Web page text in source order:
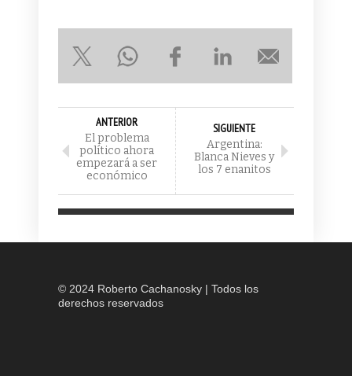
ANTERIOR
El problema
político ahora
empezará a ser
económico
SIGUIENTE
Argentina:
Blanca Nieves y
los 7 enanitos
© 2024 Roberto Cachanosky | Todos los
derechos reservados